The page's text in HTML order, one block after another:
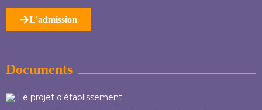
L'admission
Documents
Le projet d'établissement